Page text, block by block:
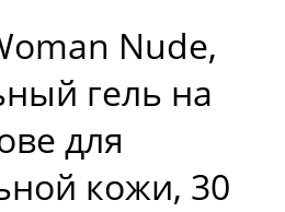
Nude,
гель на
для
кожи, 30